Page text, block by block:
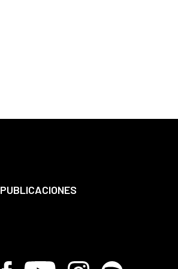
PUBLICACIONES